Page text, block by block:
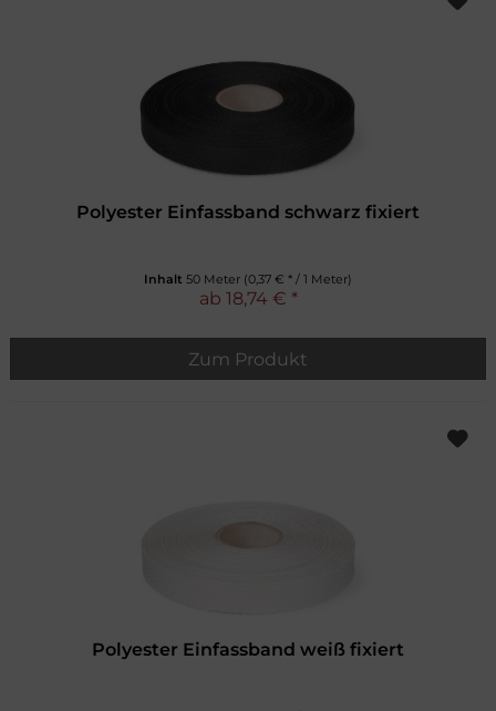
Polyester Einfassband schwarz fixiert
Inhalt 50 Meter (0,37 € * / 1 Meter)
ab 18,74 € *
Zum Produkt
Polyester Einfassband weiß fixiert